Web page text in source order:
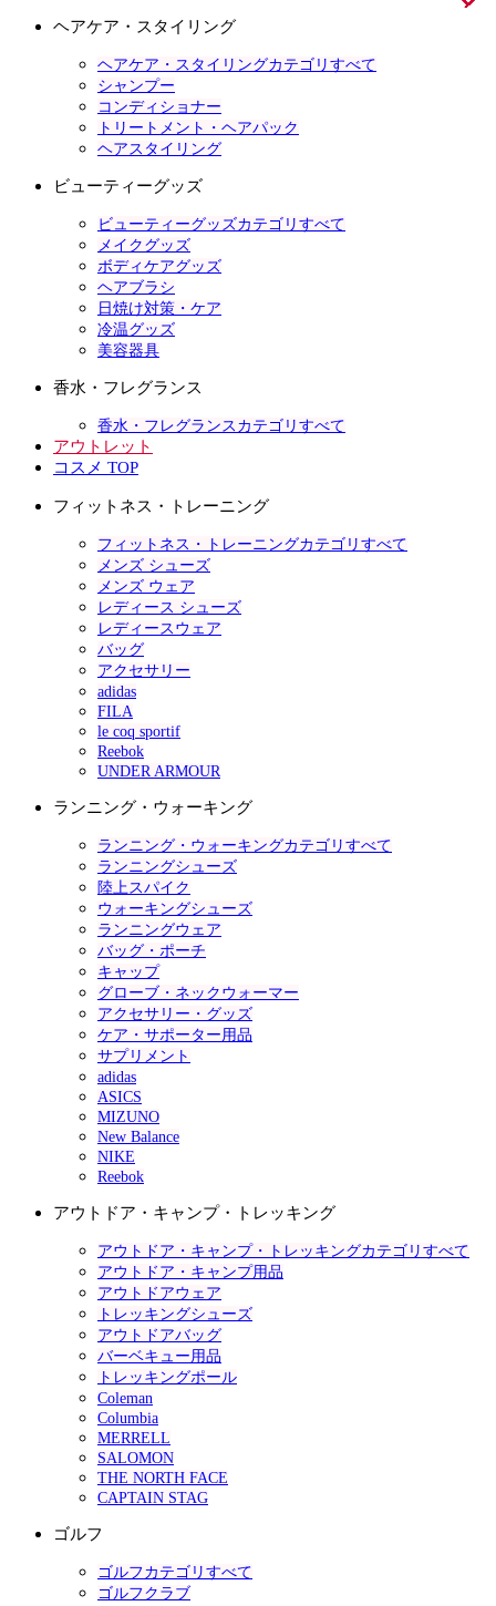
ヘアケア・スタイリング
ヘアケア・スタイリングカテゴリすべて
シャンプー
コンディショナー
トリートメント・ヘアパック
ヘアスタイリング
ビューティーグッズ
ビューティーグッズカテゴリすべて
メイクグッズ
ボディケアグッズ
ヘアブラシ
日焼け対策・ケア
冷温グッズ
美容器具
香水・フレグランス
香水・フレグランスカテゴリすべて
アウトレット
コスメ TOP
フィットネス・トレーニング
フィットネス・トレーニングカテゴリすべて
メンズ シューズ
メンズ ウェア
レディース シューズ
レディースウェア
バッグ
アクセサリー
adidas
FILA
le coq sportif
Reebok
UNDER ARMOUR
ランニング・ウォーキング
ランニング・ウォーキングカテゴリすべて
ランニングシューズ
陸上スパイク
ウォーキングシューズ
ランニングウェア
バッグ・ポーチ
キャップ
グローブ・ネックウォーマー
アクセサリー・グッズ
ケア・サポーター用品
サプリメント
adidas
ASICS
MIZUNO
New Balance
NIKE
Reebok
アウトドア・キャンプ・トレッキング
アウトドア・キャンプ・トレッキングカテゴリすべて
アウトドア・キャンプ用品
アウトドアウェア
トレッキングシューズ
アウトドアバッグ
バーベキュー用品
トレッキングポール
Coleman
Columbia
MERRELL
SALOMON
THE NORTH FACE
CAPTAIN STAG
ゴルフ
ゴルフカテゴリすべて
ゴルフクラブ